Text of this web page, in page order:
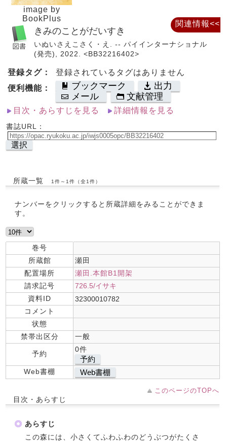
image by
BookPlus
きみのことがだいすき
いぬいさえこさく・え. -- パイインターナショナル
(発売), 2022. <BB32216402>
登録タグ：
登録されているタグはありません
便利機能：
ブックマーク
出力
メール
文献管理
目次・あらすじを見る 詳細情報を見る
書誌URL：
選択
所蔵一覧 1件～1件（全1件）
ナンバーをクリックすると所蔵詳細をみることができま
す。
巻号
所蔵館
瀬田
配置場所
瀬田.本館B1開架
請求記号
726.5/イサキ
資料ID
32300010782
コメント
状態
禁帯出区分
一般
予約
0件
予約
Web書棚 Web書棚
このページのTOPへ
目次・あらすじ
あらすじ
この森には、小さくてふわふわのどうぶつがたくさ
関連情報<<